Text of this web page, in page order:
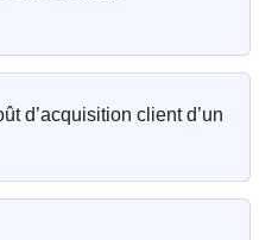
d’acquisition client d’un